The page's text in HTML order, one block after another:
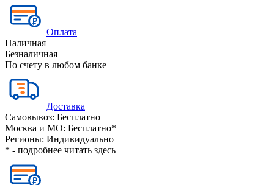
Оплата
Наличная
Безналичная
По счету в любом банке
Доставка
Самовывоз: Бесплатно
Москва и МО: Бесплатно*
Регионы: Индивидуально
* - подробнее читать здесь